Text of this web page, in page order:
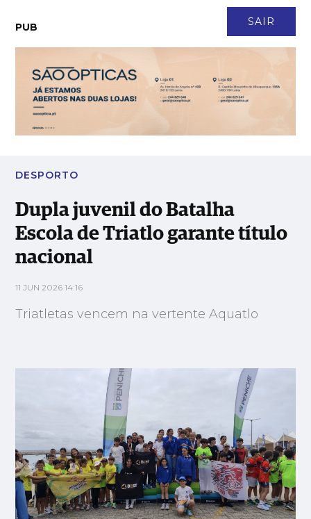
SAIR
PUB
Dupla juvenil do Batalha Escola de Triatlo garante título
nacional
DESPORTO
Dupla juvenil do Batalha
Escola de Triatlo garante título
nacional
11 JUN 2026 14:16
Triatletas vencem na vertente Aquatlo